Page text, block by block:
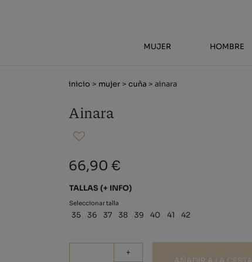
MUJER HOMBRE
inicio > mujer > cuña > ainara
Ainara
66,90 €
TALLAS (+ INFO)
Seleccionar talla
35 36 37 38 39 40 41 42
+